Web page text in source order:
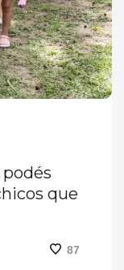
podés
que
87